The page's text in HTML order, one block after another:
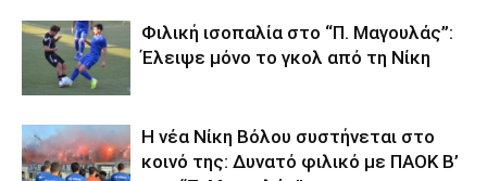
Φιλική ισοπαλία στο “Π. Μαγουλάς”:
Έλειψε μόνο το γκολ από τη Νίκη
Η νέα Νίκη Βόλου συστήνεται στο
κοινό της: Δυνατό φιλικό με ΠΑΟΚ Β’